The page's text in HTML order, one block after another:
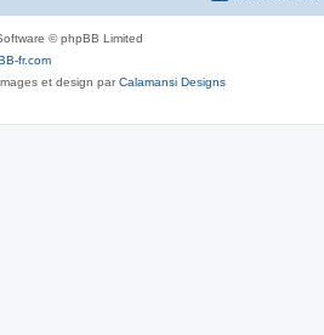
© phpBB Limited
fr.com
et design parCalamansi Designs